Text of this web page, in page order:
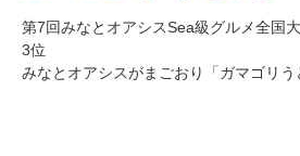
第7回みなとオアシスSea級グルメ全国
3位
みなとオアシスがまごおり「ガマゴリう